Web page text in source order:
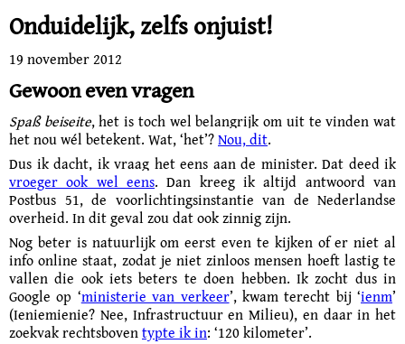
Onduidelijk, zelfs onjuist!
19 november 2012
Gewoon even vragen
Spaß beiseite, het is toch wel belangrijk om uit te vinden wat
het nou wél betekent. Wat, ‘het’?Nou, dit.
Dus ik dacht, ik vraag het eens aan de minister. Dat deed ik
vroeger ook wel eens. Dan kreeg ik altijd antwoord van
Postbus 51, de voorlichtings­instantie van de Nederlandse
overheid. In dit geval zou dat ook zinnig zijn.
Nog beter is natuurlijk om eerst even te kijken of er niet al
info online staat, zodat je niet zinloos mensen hoeft lastig te
vallen die ook iets beters te doen hebben. Ik zocht dus in
Google op ‘ministerie van verkeer’, kwam terecht bij ‘ienm’
(Ieniemienie? Nee, Infrastructuur en Milieu), en daar in het
zoekvak rechtsboventypte ik in: ‘120 kilometer’.